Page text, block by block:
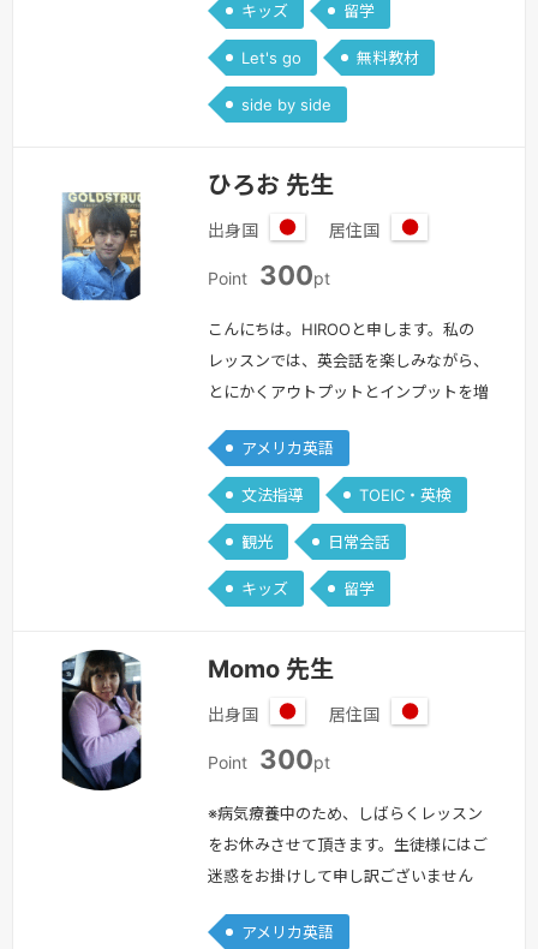
て調整いたします。今後とも、どうぞ…
続きを見る »
キッズ 留学
Let's go 無料教材
side by side
ひろお 先生
出身国
本
居住国
Point 300pt
こんにちは。HIROOと申します。私の
レッスンでは、英会話を楽しみながら、
とにかくアウトプットとインプットを増
を習って以来、英語の勉強はしていな
い・なんとなく文法はわかるけど、会話
となると何も出てこない・・・・英語を
覚えたいけど、勉強の仕方がわからな
い・海外旅行で困らないように、ある程
度話せる力が欲しい・仕事で英語が必要
みを持…続きを見る »
アメリカ英語
文法指導 TOEIC・英検
観光 日常会話
キッズ 留学
Momo 先生
出身国
本
居住国
Point 300pt
※病気療養中のため、しばらくレッスン
をお休みさせて頂きます。生徒様にはご
迷惑をお掛けして申し訳ございません
すのでご了承ください。「英会話を身に
アメリカ英語